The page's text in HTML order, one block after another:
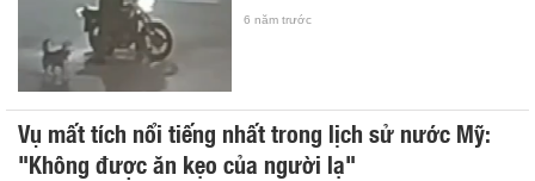
6 năm trước
Vụ mất tích nổi tiếng nhất trong lịch sử nước Mỹ:
"Không được ăn kẹo của người lạ"